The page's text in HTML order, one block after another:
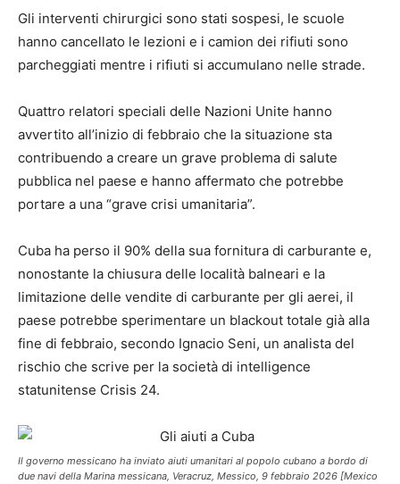
Gli interventi chirurgici sono stati sospesi, le scuole
hanno cancellato le lezioni e i camion dei rifiuti sono
parcheggiati mentre i rifiuti si accumulano nelle strade.
Quattro relatori speciali delle Nazioni Unite hanno
avvertito all’inizio di febbraio che la situazione sta
contribuendo a creare un grave problema di salute
pubblica nel paese e hanno affermato che potrebbe
portare a una “grave crisi umanitaria”.
Cuba ha perso il 90% della sua fornitura di carburante e,
nonostante la chiusura delle località balneari e la
limitazione delle vendite di carburante per gli aerei, il
paese potrebbe sperimentare un blackout totale già alla
fine di febbraio, secondo Ignacio Seni, un analista del
rischio che scrive per la società di intelligence
statunitense Crisis 24.
Il governo messicano ha inviato aiuti umanitari al popolo cubano a bordo di
due navi della Marina messicana, Veracruz, Messico, 9 febbraio 2026 [Mexico